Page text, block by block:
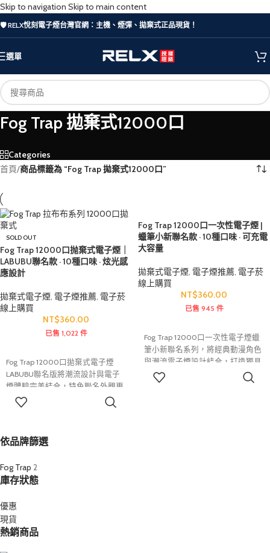
Skip to navigation Skip to main content
🛡️ RELX悅刻電子煙台灣官網：主機、煙彈、拋棄式正品現貨！
選單
Fog Trap 拋棄式12000口
Categories
依品牌篩選
Fog Trap 2
庫存狀態
優惠
現貨
熱銷商品
首頁/商品標籤為 “Fog Trap 拋棄式12000口”
SOLD OUT
Fog Trap 12000口抛棄式電子煙｜
LABUBU聯名款 · 10種口味 · 炫光感
應設計
拋棄式電子煙, 電子煙推薦, 電子菸
線上購買
NT$360.00
已售 1,022 件
Fog Trap 12000口拋棄式電子煙
LABUBU聯名版將潮流設計與電子
煙體驗完美結合，特色聯名外觀更
具辨識度與收藏價值。內建大容量
煙油與高效電池系統，搭配可充電
表現。全系列提供10款熱門口味選
擇，霧化細膩、口感豐富，是兼顧
電子煙產品。
Fog Trap 12000口一次性電子煙 |
蠟筆小新聯名款 · 10種口味 · 可充電
大容量
拋棄式電子煙, 電子煙推薦, 電子菸
線上購買
NT$360.00
已售 945 件
Fog Trap 12000口一次性電子煙蠟
筆小新聯名系列，將經典動漫角色
與潮流電子煙設計結合，打造獨具
特色的收藏級外觀。內建大容量煙
油與高效能電池，搭配可充電設